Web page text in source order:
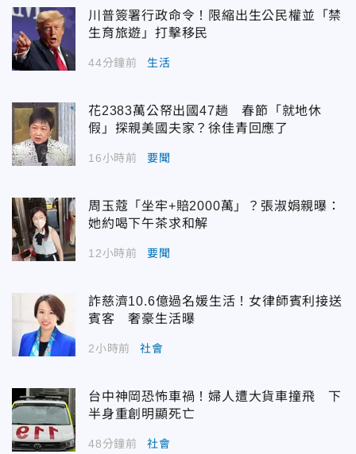
川普簽署行政命令！限縮出生公民權並「禁
生育旅遊」打擊移民
44分鐘前 生活
花2383萬公帑出國47趟 春節「就地休
假」探親美國夫家？徐佳青回應了
16小時前 要聞
周玉蔻「坐牢+賠2000萬」？張淑娟親曝：
她約喝下午茶求和解
12小時前 要聞
詐慈濟10.6億過名媛生活！女律師賓利接送
賓客 奢豪生活曝
2小時前 社會
台中神岡恐怖車禍！婦人遭大貨車撞飛 下
半身重創明顯死亡
48分鐘前 社會